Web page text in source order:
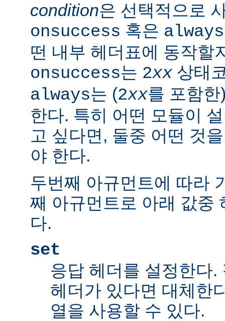
condition은 선택적으로
onsuccess 혹은 always
떤 내부 헤더표에 동작할
onsuccess는 2xx 상태
always는 (2xx를 포함
한다. 특히 어떤 모듈이
고 싶다면, 둘중 어떤 것
야 한다.
두번째 아규먼트에 따라
째 아규먼트로 아래 값중
다.
set
응답 헤더를 설정한다.
헤더가 있다면 대체한
열을 사용할 수 있다.